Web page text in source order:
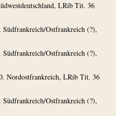
LRib Tit. 36
Südfrankreich/Ostfrankreich (?),
Südfrankreich/Ostfrankreich (?),
Nordostfrankreich, LRib Tit. 36
Südfrankreich/Ostfrankreich (?),